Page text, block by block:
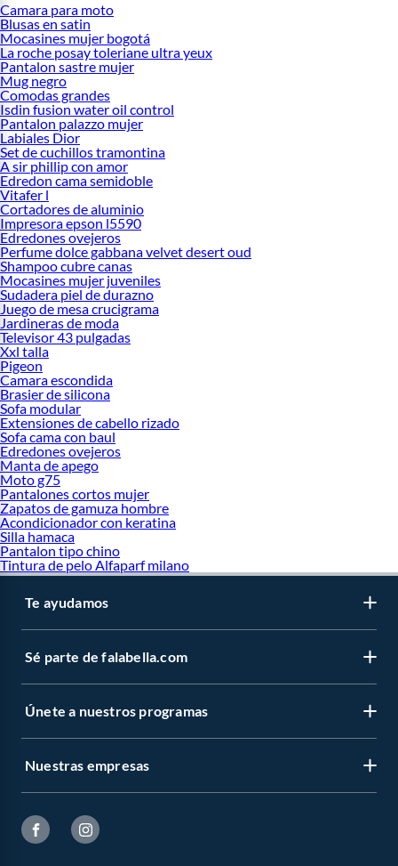
Camara para moto
Blusas en satin
Mocasines mujer bogotá
La roche posay toleriane ultra yeux
Pantalon sastre mujer
Mug negro
Comodas grandes
Isdin fusion water oil control
Pantalon palazzo mujer
Labiales Dior
Set de cuchillos tramontina
A sir phillip con amor
Edredon cama semidoble
Vitafer l
Cortadores de aluminio
Impresora epson l5590
Edredones ovejeros
Perfume dolce gabbana velvet desert oud
Shampoo cubre canas
Mocasines mujer juveniles
Sudadera piel de durazno
Juego de mesa crucigrama
Jardineras de moda
Televisor 43 pulgadas
Xxl talla
Pigeon
Camara escondida
Brasier de silicona
Sofa modular
Extensiones de cabello rizado
Sofa cama con baul
Edredones ovejeros
Manta de apego
Moto g75
Pantalones cortos mujer
Zapatos de gamuza hombre
Acondicionador con keratina
Silla hamaca
Pantalon tipo chino
Tintura de pelo Alfaparf milano
Te ayudamos
Sé parte de falabella.com
Únete a nuestros programas
Nuestras empresas